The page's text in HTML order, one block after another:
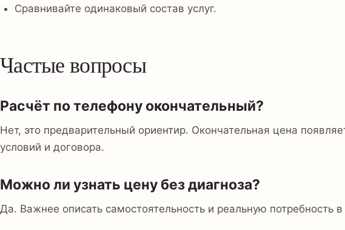
Сравнивайте одинаковый состав услуг.
Частые вопросы
Расчёт по телефону окончательный?
Нет, это предварительный ориентир. Окончательная цена
условий и договора.
Можно ли узнать цену без диагноза?
Да. Важнее описать самостоятельность и реальную потребность